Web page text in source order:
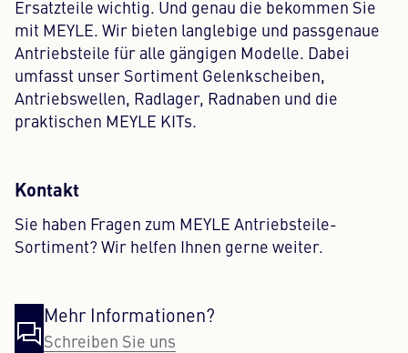
Ersatzteile wichtig. Und genau die bekommen Sie
mit MEYLE. Wir bieten langlebige und passgenaue
Antriebsteile für alle gängigen Modelle. Dabei
umfasst unser Sortiment Gelenkscheiben,
Antriebswellen, Radlager, Radnaben und die
praktischen MEYLE KITs.
Kontakt
Sie haben Fragen zum MEYLE Antriebsteile-
Sortiment? Wir helfen Ihnen gerne weiter.
Mehr Informationen?
Schreiben Sie uns